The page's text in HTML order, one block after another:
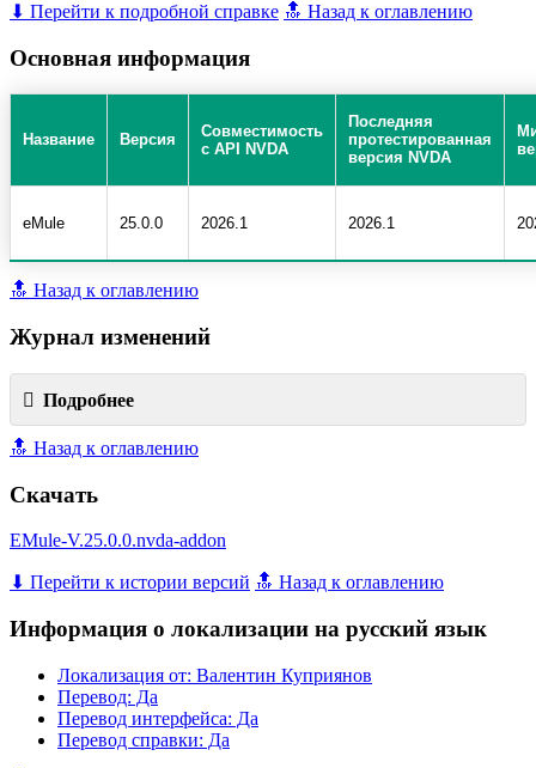
⬇ Перейти к подробной справке 🔝 Назад к оглавлению
Основная информация
Название Версия
Совместимость
с API NVDA
Последняя
протестированная
версия NVDA
eMule 25.0.0 2026.1 2026.1
🔝 Назад к оглавлению
Журнал изменений
Подробнее
🔝 Назад к оглавлению
Скачать
EMule-V.25.0.0.nvda-addon
⬇ Перейти к истории версий 🔝 Назад к оглавлению
Информация о локализации на русский язык
Локализация от: Валентин Куприянов
Перевод: Да
Перевод интерфейса: Да
Перевод справки: Да